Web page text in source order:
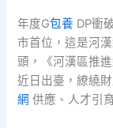
年度G包養 DP衝
市首位，這是河
頭，《河漢區推
近日出臺，繚繞
網 供應、人才引